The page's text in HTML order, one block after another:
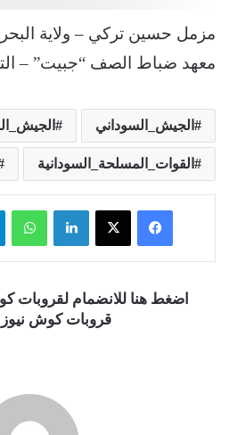
مزمل حسين تركي – ولاية البحر
معهد ضباط الصف “جبيت” – التاريخ: 20 يوليو
الجيش_السوداني
القوات_المسلحة_السودانية
فيسبوك ‫X لينكدإن واتساب
اضغط هنا للانضمام لقروبات
قروبات كوش نيوز